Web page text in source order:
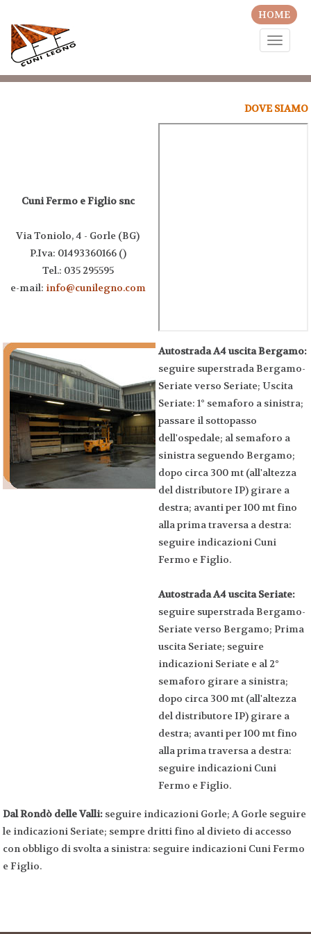
HOME
Toggle
DOVE SIAMO
Cuni Fermo e Figlio snc
Via Toniolo, 4 - Gorle (BG)
P.Iva: 01493360166 ()
Tel.: 035 295595
e-mail: info@cunilegno.com
Autostrada A4 uscita Bergamo:
seguire superstrada Bergamo-
Seriate verso Seriate; Uscita
Seriate: 1° semaforo a sinistra;
passare il sottopasso
dell'ospedale; al semaforo a
sinistra seguendo Bergamo;
dopo circa 300 mt (all'altezza
del distributore IP) girare a
destra; avanti per 100 mt fino
alla prima traversa a destra:
seguire indicazioni Cuni
Fermo e Figlio.
Autostrada A4 uscita Seriate:
seguire superstrada Bergamo-
Seriate verso Bergamo; Prima
uscita Seriate; seguire
indicazioni Seriate e al 2°
semaforo girare a sinistra;
dopo circa 300 mt (all'altezza
del distributore IP) girare a
destra; avanti per 100 mt fino
alla prima traversa a destra:
seguire indicazioni Cuni
Fermo e Figlio.
Dal Rondò delle Valli: seguire indicazioni Gorle; A Gorle seguire
le indicazioni Seriate; sempre dritti fino al divieto di accesso
con obbligo di svolta a sinistra: seguire indicazioni Cuni Fermo
e Figlio.